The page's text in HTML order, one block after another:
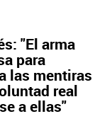
"El arma
para
las mentiras
real
a ellas"